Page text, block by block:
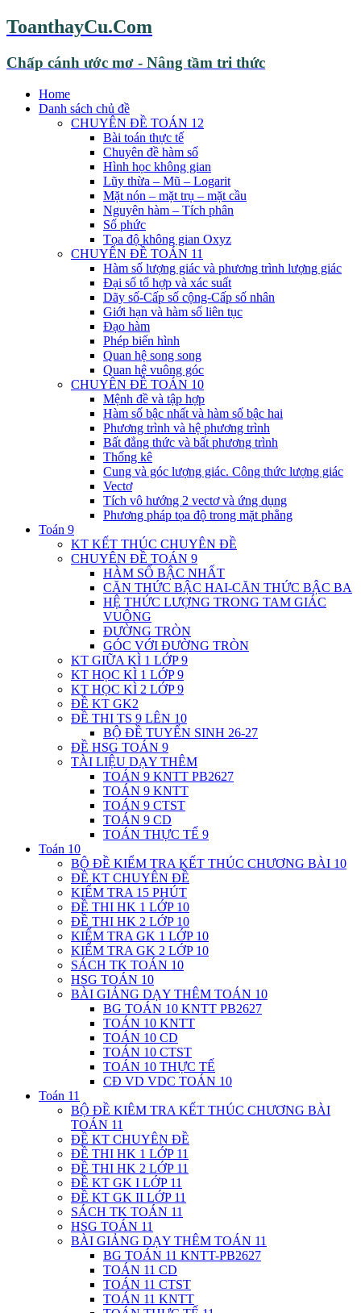
ToanthayCu.Com
Chấp cánh ước mơ - Nâng tầm tri thức
Home
Danh sách chủ đề
CHUYÊN ĐỀ TOÁN 12
Bài toán thực tế
Chuyên đề hàm số
Hình học không gian
Lũy thừa – Mũ – Logarit
Mặt nón – mặt trụ – mặt cầu
Nguyên hàm – Tích phân
Số phức
Tọa độ không gian Oxyz
CHUYÊN ĐỀ TOÁN 11
Hàm số lượng giác và phương trình lượng giác
Đại số tổ hợp và xác suất
Dãy số-Cấp số cộng-Cấp số nhân
Giới hạn và hàm số liên tục
Đạo hàm
Phép biến hình
Quan hệ song song
Quan hệ vuông góc
CHUYÊN ĐỀ TOÁN 10
Mệnh đề và tập hợp
Hàm số bậc nhất và hàm số bậc hai
Phương trình và hệ phương trình
Bất đẳng thức và bất phương trình
Thống kê
Cung và góc lượng giác. Công thức lượng giác
Vectơ
Tích vô hướng 2 vectơ và ứng dụng
Phương pháp tọa độ trong mặt phẳng
Toán 9
KT KẾT THÚC CHUYÊN ĐỀ
CHUYÊN ĐỀ TOÁN 9
HÀM SỐ BẬC NHẤT
CĂN THỨC BẬC HAI-CĂN THỨC BẬC BA
HỆ THỨC LƯỢNG TRONG TAM GIÁC
VUÔNG
ĐƯỜNG TRÒN
GÓC VỚI ĐƯỜNG TRÒN
KT GIỮA KÌ 1 LỚP 9
KT HỌC KÌ 1 LỚP 9
KT HỌC KÌ 2 LỚP 9
ĐỀ KT GK2
ĐỀ THI TS 9 LÊN 10
BỘ ĐỀ TUYỂN SINH 26-27
ĐỀ HSG TOÁN 9
TÀI LIỆU DẠY THÊM
TOÁN 9 KNTT PB2627
TOÁN 9 KNTT
TOÁN 9 CTST
TOÁN 9 CD
TOÁN THỰC TẾ 9
Toán 10
BỘ ĐỀ KIỂM TRA KẾT THÚC CHƯƠNG BÀI 10
ĐỀ KT CHUYÊN ĐỀ
KIỂM TRA 15 PHÚT
ĐỀ THI HK 1 LỚP 10
ĐỀ THI HK 2 LỚP 10
KIỂM TRA GK 1 LỚP 10
KIỂM TRA GK 2 LỚP 10
SÁCH TK TOÁN 10
HSG TOÁN 10
BÀI GIẢNG DẠY THÊM TOÁN 10
BG TOÁN 10 KNTT PB2627
TOÁN 10 KNTT
TOÁN 10 CD
TOÁN 10 CTST
TOÁN 10 THỰC TẾ
CĐ VD VDC TOÁN 10
Toán 11
BỘ ĐỀ KIÊM TRA KẾT THÚC CHƯƠNG BÀI
TOÁN 11
ĐỀ KT CHUYÊN ĐỀ
ĐỀ THI HK 1 LỚP 11
ĐỀ THI HK 2 LỚP 11
ĐỀ KT GK I LỚP 11
ĐỀ KT GK II LỚP 11
SÁCH TK TOÁN 11
HSG TOÁN 11
BÀI GIẢNG DẠY THÊM TOÁN 11
BG TOÁN 11 KNTT-PB2627
TOÁN 11 CD
TOÁN 11 CTST
TOÁN 11 KNTT